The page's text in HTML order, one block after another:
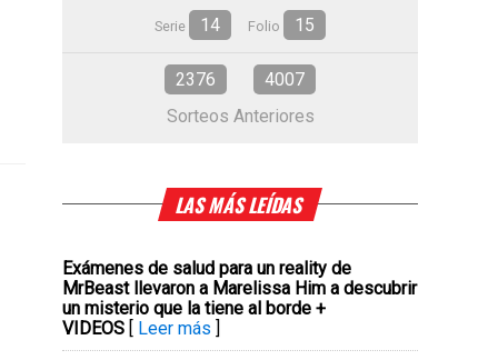
Serie 14 Folio 15
2376
4007
Sorteos Anteriores
LAS MÁS LEÍDAS
Exámenes de salud para un reality de
MrBeast llevaron a Marelissa Him a descubrir
un misterio que la tiene al borde +
VIDEOS [ Leer más ]